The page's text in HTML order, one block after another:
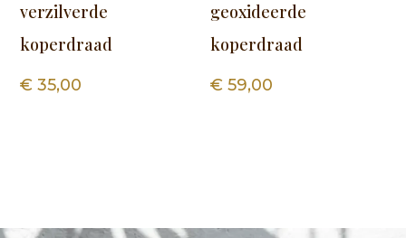
verzilverde
koperdraad
€ 35,00
geoxideerde
koperdraad
€ 59,00